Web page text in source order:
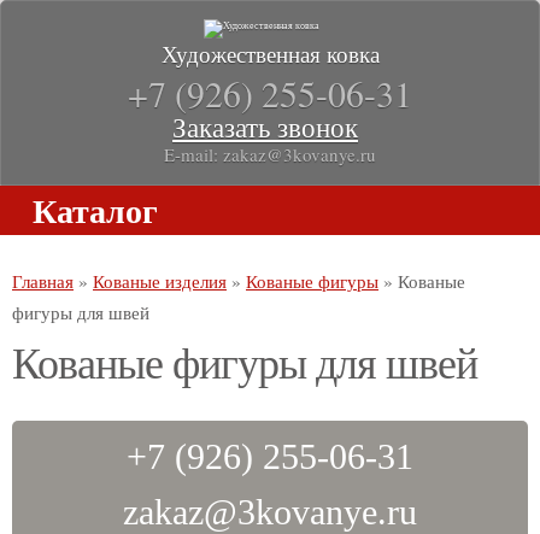
Художественная ковка
+7 (926) 255-06-31
Заказать звонок
E-mail: zakaz@3kovanye.ru
Каталог
Кузнецы
О кузнице
Контакты
Главная » Кованые изделия » Кованые фигуры » Кованые
фигуры для швей
Кованые фигуры для швей
+7 (926) 255-06-31
zakaz@3kovanye.ru
Кровати
Диваны
Кухни
Столы